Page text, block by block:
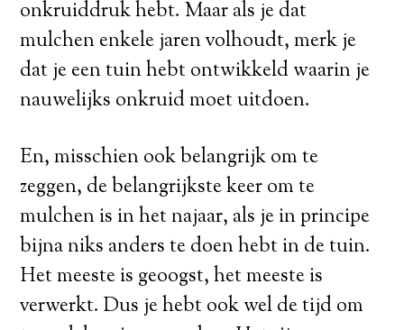
onkruiddruk hebt. Maar als je dat
mulchen enkele jaren volhoudt, merk je
dat je een tuin hebt ontwikkeld waarin je
nauwelijks onkruid moet uitdoen.
En, misschien ook belangrijk om te
zeggen, de belangrijkste keer om te
mulchen is in het najaar, als je in principe
bijna niks anders te doen hebt in de tuin.
Het meeste is geoogst, het meeste is
verwerkt. Dus je hebt ook wel de tijd om